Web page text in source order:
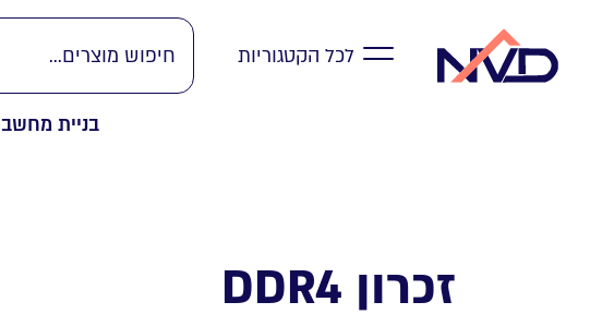
לכל הקטגוריות
בניית מחשב
זכרון DDR4